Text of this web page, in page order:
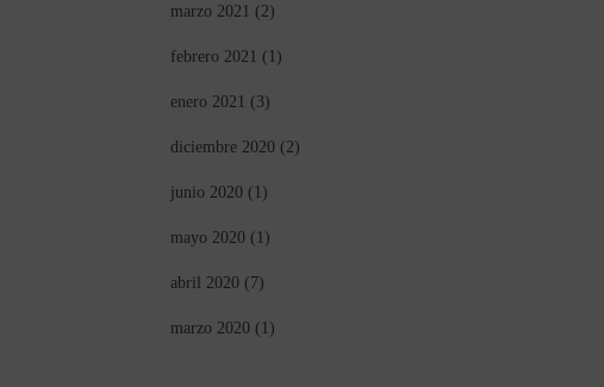
marzo 2021 (2)
febrero 2021 (1)
enero 2021 (3)
diciembre 2020(2)
junio 2020(1)
mayo 2020(1)
abril 2020(7)
marzo 2020(1)